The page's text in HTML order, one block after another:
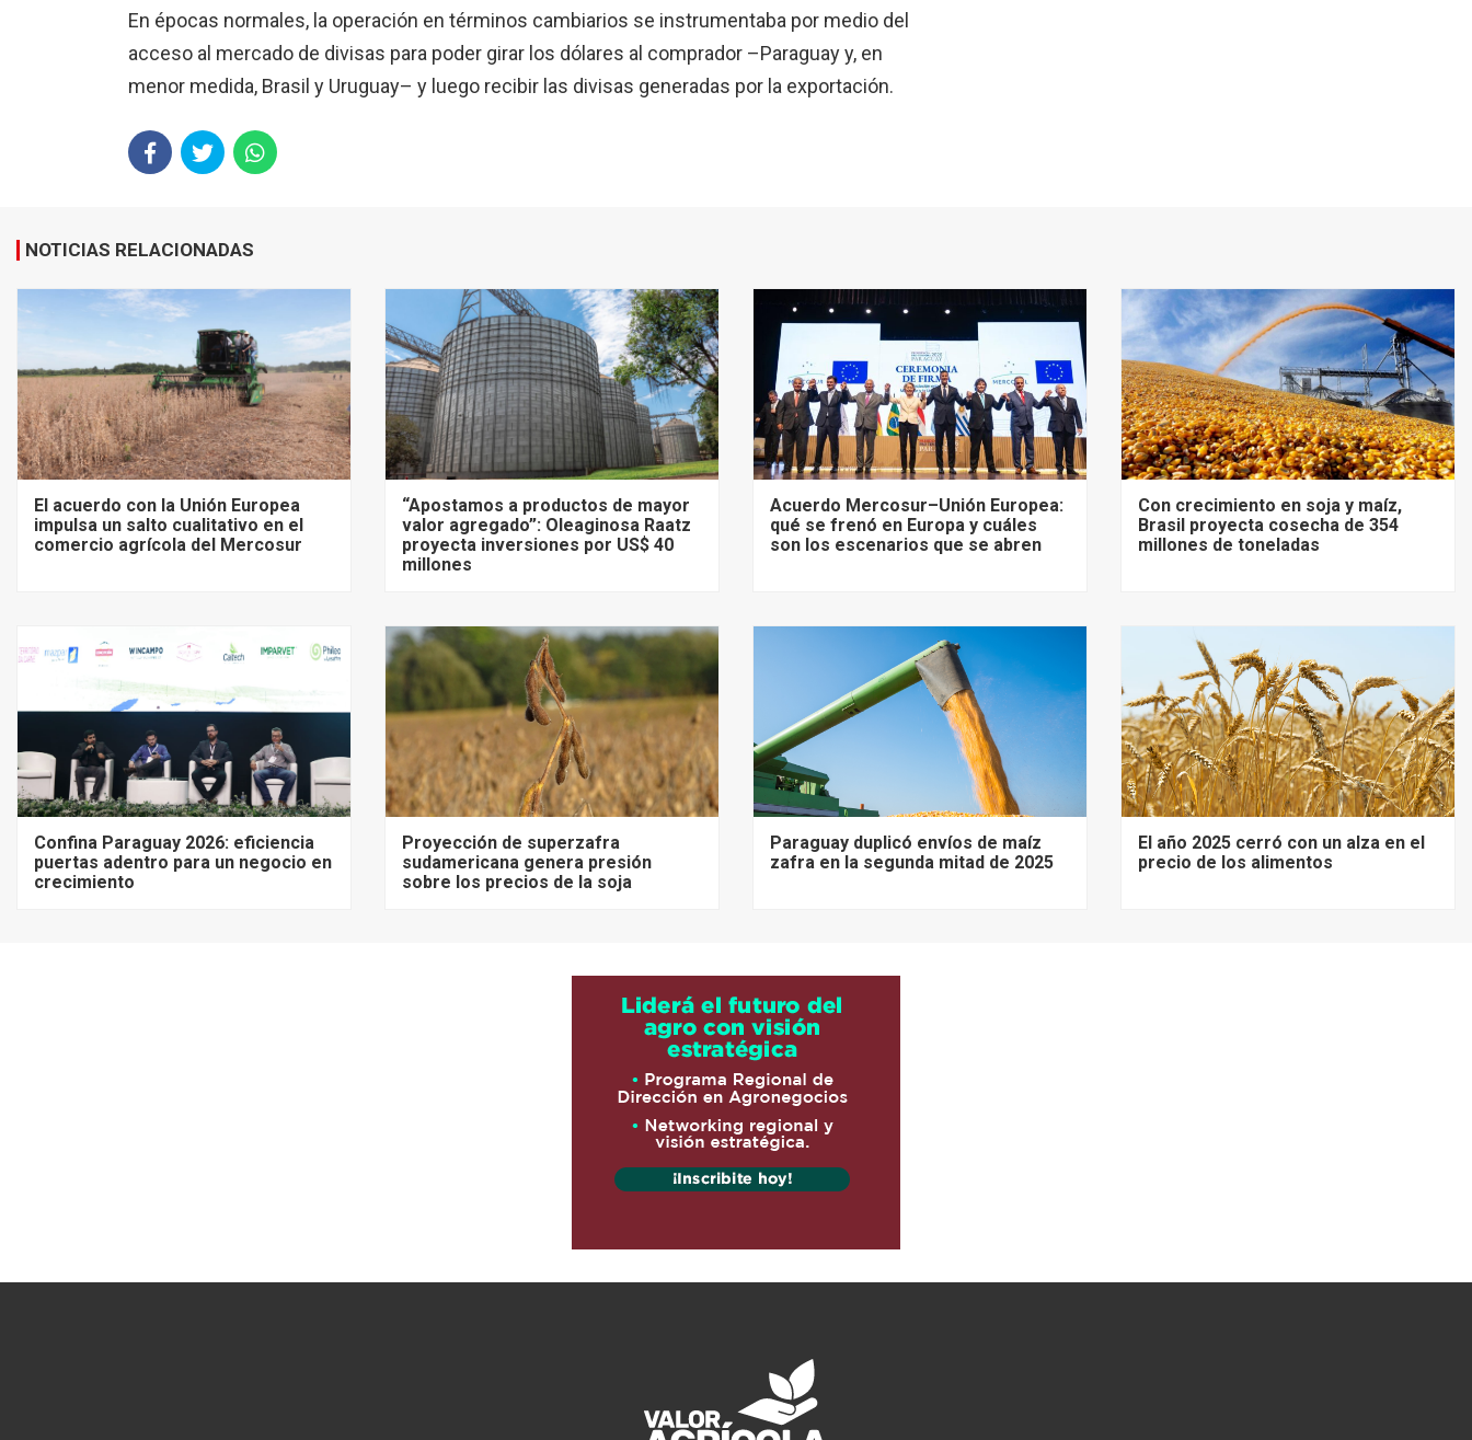
En épocas normales, la operación en términos cambiarios se instrumentaba por medio del
acceso al mercado de divisas para poder girar los dólares al comprador –Paraguay y, en
menor medida, Brasil y Uruguay– y luego recibir las divisas generadas por la exportación.
NOTICIAS RELACIONADAS
El acuerdo con la Unión Europea
impulsa un salto cualitativo en el
comercio agrícola del Mercosur
“Apostamos a productos de mayor
valor agregado”: Oleaginosa Raatz
proyecta inversiones por US$ 40
millones
Acuerdo Mercosur–Unión Europea:
qué se frenó en Europa y cuáles
son los escenarios que se abren
Con crecimiento en soja y maíz,
Brasil proyecta cosecha de 354
millones de toneladas
Confina Paraguay 2026: eficiencia
puertas adentro para un negocio en
crecimiento
Proyección de superzafra
sudamericana genera presión
sobre los precios de la soja
Paraguay duplicó envíos de maíz
zafra en la segunda mitad de 2025
El año 2025 cerró con un alza en el
precio de los alimentos